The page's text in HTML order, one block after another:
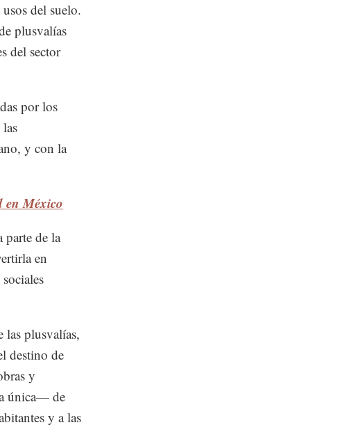
del suelo.
plusvalías
del sector
por los
y con la
en México
de la
en
las plusvalías,
destino de
y
única— de
y a las